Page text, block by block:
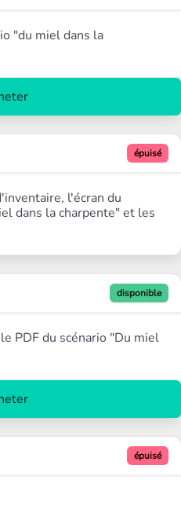
"du miel dans la
épuisé
l'écran du
dans la charpente" et les
disponible
PDF du scénario "Du miel
épuisé